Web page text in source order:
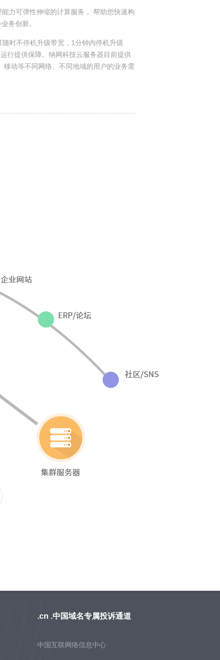
力可弹性伸缩的计算服务， 帮助您快速构
务创新。
时不停机升级带宽，1分钟内停机升级
行提供保障。纳网科技云服务器目前提供
动等不同网络、不同地域的用户的业务需
.cn .中国域名专属投诉通道
中国互联网络信息中心